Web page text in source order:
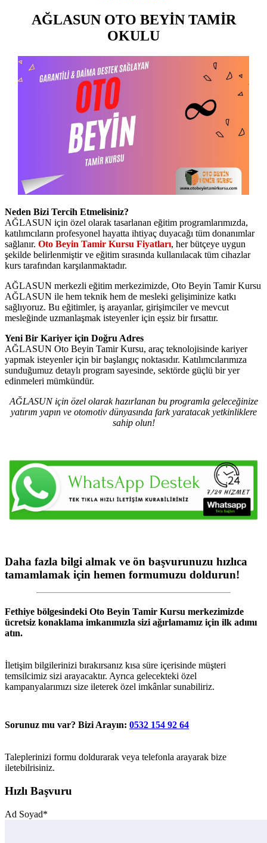
AĞLASUN OTO BEYİN TAMİR
OKULU
Neden Bizi Tercih Etmelisiniz?
AĞLASUN için özel olarak tasarlanan eğitim programlarımızda,
katılımcıların profesyonel hayatta ihtiyaç duyacağı tüm donanımlar
sağlanır. Oto Beyin Tamir Kursu Fiyatları, her bütçeye uygun
şekilde belirlenmiştir ve eğitim sırasında kullanılacak tüm cihazlar
kurs tarafından karşılanmaktadır.
AĞLASUN merkezli eğitim merkezimizde, Oto Beyin Tamir Kursu
AĞLASUN ile hem teknik hem de mesleki gelişiminize katkı
sağlıyoruz. Bu eğitimler, iş arayanlar, girişimciler ve mevcut
mesleğinde uzmanlaşmak isteyenler için eşsiz bir fırsattır.
Yeni Bir Kariyer için Doğru Adres
AĞLASUN Oto Beyin Tamir Kursu, araç teknolojisinde kariyer
yapmak isteyenler için bir başlangıç noktasıdır. Katılımcılarımıza
sunduğumuz detaylı program sayesinde, sektörde güçlü bir yer
edinmeleri mümkündür.
AĞLASUN için özel olarak hazırlanan bu programla geleceğinize
yatırım yapın ve otomotiv dünyasında fark yaratacak yetkinliklere
sahip olun!
Daha fazla bilgi almak ve ön başvurunuzu hızlıca
tamamlamak için hemen formumuzu doldurun!
Fethiye bölgesindeki Oto Beyin Tamir Kursu merkezimizde
ücretsiz konaklama imkanımızla sizi ağırlamamız için ilk adımı
atın.
İletişim bilgilerinizi bırakırsanız kısa süre içerisinde müşteri
temsilcimiz sizi arayacaktır. Ayrıca gelecekteki özel
kampanyalarımızı size ileterek özel imkânlar sunabiliriz.
Sorunuz mu var? Bizi Arayın: 0532 154 92 64
Taleplerinizi formu doldurarak veya telefonla arayarak bize
iletebilrisiniz.
Hızlı Başvuru
Ad Soyad*